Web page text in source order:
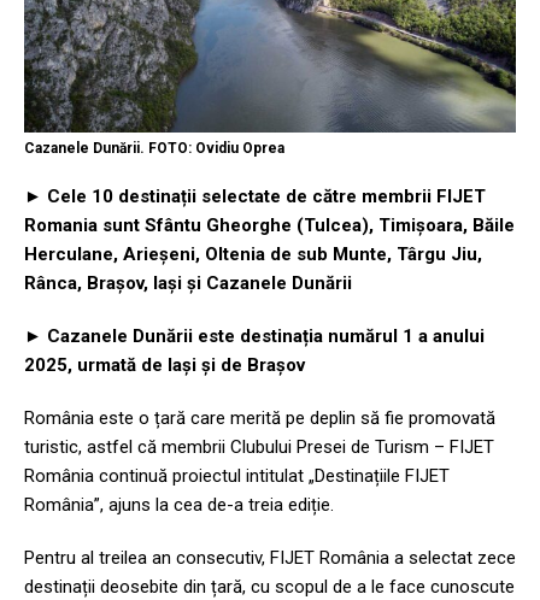
Cazanele Dunării. FOTO: Ovidiu Oprea
► Cele 10 destinații selectate de către membrii FIJET
Romania sunt Sfântu Gheorghe (Tulcea), Timișoara, Băile
Herculane, Arieșeni, Oltenia de sub Munte, Târgu Jiu,
Rânca, Brașov, Iași și Cazanele Dunării
► Cazanele Dunării este destinația numărul 1 a anului
2025, urmată de Iași și de Brașov
România este o țară care merită pe deplin să fie promovată
turistic, astfel că membrii Clubului Presei de Turism – FIJET
România continuă proiectul intitulat „Destinațiile FIJET
România”, ajuns la cea de-a treia ediție.
Pentru al treilea an consecutiv, FIJET România a selectat zece
destinații deosebite din țară, cu scopul de a le face cunoscute